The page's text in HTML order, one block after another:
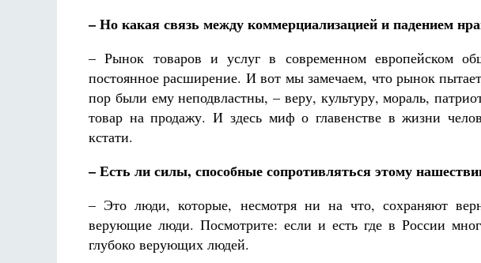
– Но какая связь между коммерциализацией и падением
– Рынок товаров и услуг в современном европейском
постоянное расширение. И вот мы замечаем, что рынок
пор были ему неподвластны, – веру, культуру, мораль,
товар на продажу. И здесь миф о главенстве в жизни
кстати.
– Есть ли силы, способные сопротивляться этому
– Это люди, которые, несмотря ни на что, сохраняют
верующие люди. Посмотрите: если и есть где в России
глубоко верующих людей.